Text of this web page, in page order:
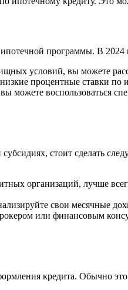
программы. В 2024
условий, вы можете
процентные ставки по
можете воспользоваться
стоит сделать
организаций, лучше
свои месячные
или финансовым
кредита. Обычно